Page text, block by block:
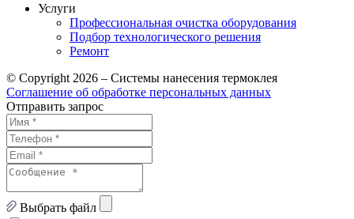
Услуги
Профессиональная очистка оборудования
Подбор технологического решения
Ремонт
© Copyright 2026 – Системы нанесения термоклея
Соглашение об обработке персональных данных
Отправить запрос
Выбрать файл